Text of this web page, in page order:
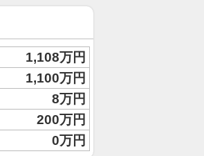
1,108万円
1,100万円
8万円
200万円
0万円